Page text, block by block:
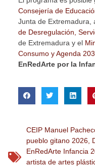
Consejería de
Junta de Extremadura,
de Desregulación,
de Extremadura y el
Consumo y Agenda
EnRedArte por la
CEIP Manuel
pueblo gitano 2026,
EnRedArte Infancia
artista de artes